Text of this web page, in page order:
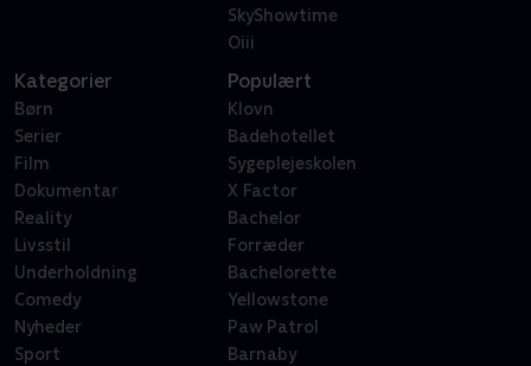
SkyShowtime
Oiii
Kategorier
Børn
Serier
Film
Dokumentar
Reality
Livsstil
Underholdning
Comedy
Nyheder
Sport
Populært
Klovn
Badehotellet
Sygeplejeskolen
X Factor
Bachelor
Forræder
Bachelorette
Yellowstone
Paw Patrol
Barnaby